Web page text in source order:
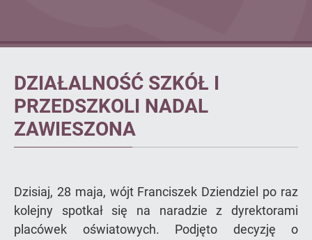
DZIAŁALNOŚĆ SZKÓŁ I
PRZEDSZKOLI NADAL
ZAWIESZONA
Dzisiaj, 28 maja, wójt Franciszek Dziendziel po raz
kolejny spotkał się na naradzie z dyrektorami
placówek oświatowych. Podjęto decyzję o